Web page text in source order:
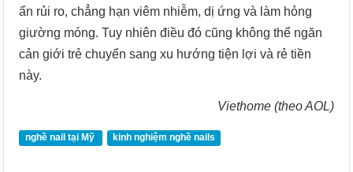
ẩn rủi ro, chẳng hạn viêm nhiễm, dị ứng và làm hỏng
giường móng. Tuy nhiên điều đó cũng không thể ngăn
cản giới trẻ chuyển sang xu hướng tiện lợi và rẻ tiền
này.
Viethome (theo AOL)
nghề nail tại Mỹ kinh nghiệm nghề nails